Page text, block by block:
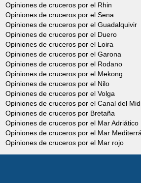
mediodía)
Desde 108,00€
Salida en autocar en
animadora para la visita
Versalles. Clasificado
años como Patrimonio
Humanidad, el Palacio
constituye una de las
del arte francés del siglo
pabellón de caza de
Opiniones de cruceros por el Rhin
Opiniones de cruceros por el Sena
Opiniones de cruceros por el Guadalquivir
Opiniones de cruceros por el Duero
Opiniones de cruceros por el Loira
Opiniones de cruceros por el Garona
Opiniones de cruceros por el Rodano
Opiniones de cruceros por el Mekong
Opiniones de cruceros por el Nilo
Opiniones de cruceros por el Volga
Opiniones de cruceros por el Canal del
Opiniones de cruceros por Bretaña
Opiniones de cruceros por el Mar Adriático
Opiniones de cruceros por el Mar
Opiniones de cruceros por el Mar rojo